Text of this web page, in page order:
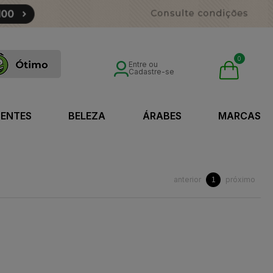
Entre ou
Cadastre-se
0
BELEZA ÁRABES MARCAS
anterior 1 próximo